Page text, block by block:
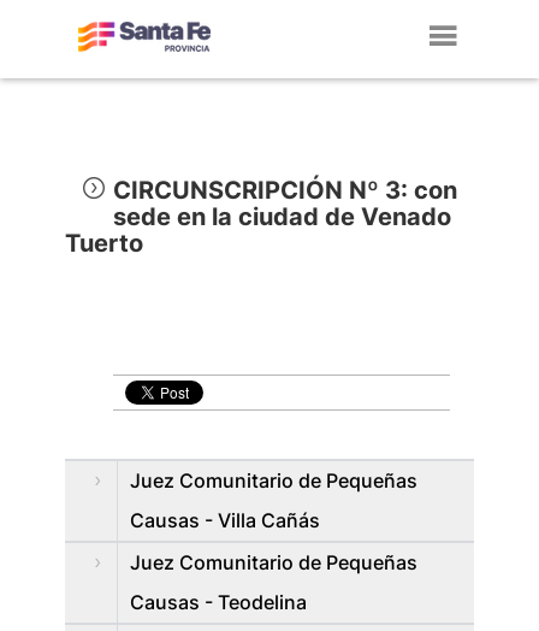
CIRCUNSCRIPCIÓN Nº 3: con
sede en la ciudad de Venado
Tuerto
Juez Comunitario de Pequeñas
Causas - Villa Cañás
Juez Comunitario de Pequeñas
Causas - Teodelina